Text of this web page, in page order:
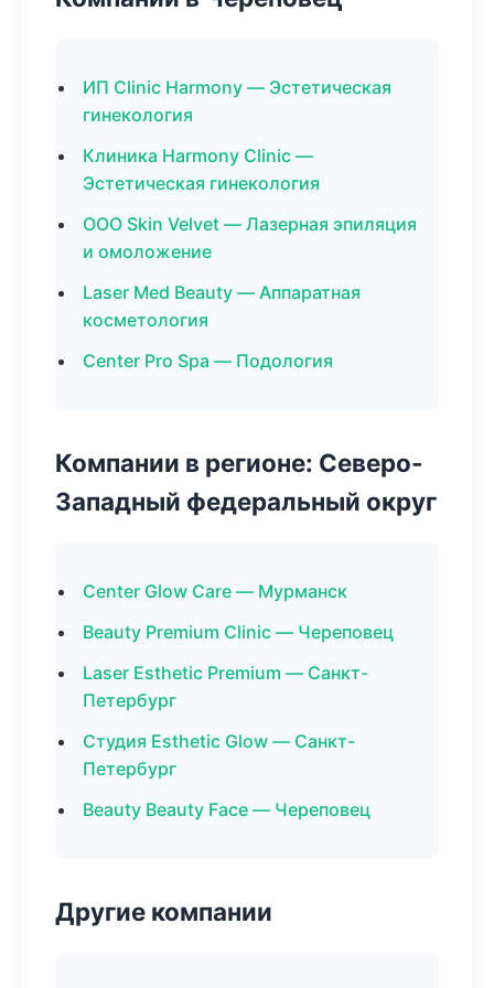
ИП Clinic Harmony — Эстетическая
гинекология
Клиника Harmony Clinic —
Эстетическая гинекология
ООО Skin Velvet — Лазерная эпиляция
и омоложение
Laser Med Beauty — Аппаратная
косметология
Center Pro Spa — Подология
Компании в регионе: Северо-
Западный федеральный округ
Center Glow Care — Мурманск
Beauty Premium Clinic — Череповец
Laser Esthetic Premium — Санкт-
Петербург
Студия Esthetic Glow — Санкт-
Петербург
Beauty Beauty Face — Череповец
Другие компании